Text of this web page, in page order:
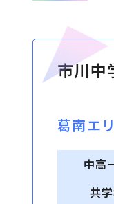
市川中
葛南エ
中高
共